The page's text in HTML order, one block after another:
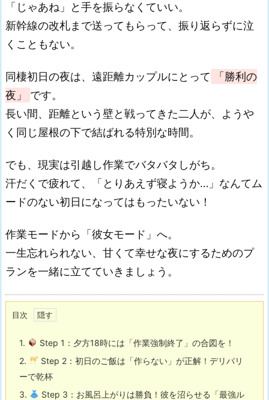
「じゃあね」と手を振らなくていい。
新幹線の改札まで送ってもらって、振り返らずに泣
くこともない。
同棲初日の夜は、遠距離カップルにとって
「勝利の
夜」
です。
長い間、距離という壁と戦ってきた二人が、ようや
く同じ屋根の下で結ばれる特別な時間。
でも、現実は引越し作業でバタバタしがち。
汗だくで疲れて、「とりあえず寝ようか…」なんてム
ードのない初日になってはもったいない！
作業モードから「彼女モード」へ。
一生忘れられない、甘くて幸せな夜にするためのプ
ランを一緒に立てていきましょう。
目次
1.
Step 1：夕方18時には「作業強制終了」の合図を！
2.
Step 2：初日のご飯は「作らない」が正解！デリバリ
ーで乾杯
3.
Step 3：お風呂上がりは勝負！彼を沼らせる「最強ル